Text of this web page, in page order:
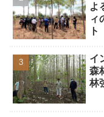
よ
ィ
ト
イ
森
林